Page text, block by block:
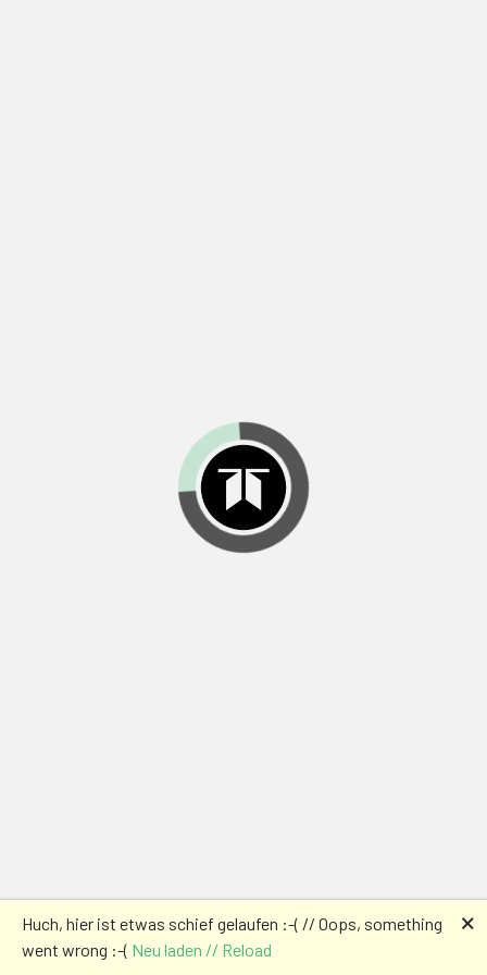
Huch, hier ist etwas schief gelaufen :-( // Oops, something
went wrong :-( Neu laden // Reload
🗙